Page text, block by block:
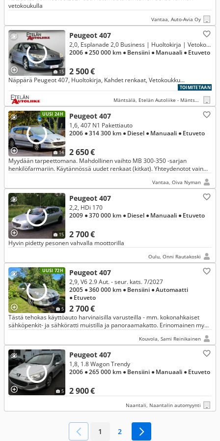
vetokoukulla
Vantaa, Auto-Avia Oy
15
Peugeot 407
2 500 €
2,0, Esplanade 2,0 Business | Huoltokirja | Vetokoukku | Kahdet renkaat | Lohkolämmitin |
2006 ● 250 000 km ● Bensiini ● Manuaali ● Etuveto
Näppärä Peugeot 407, Huoltokirja, Kahdet renkaat, Vetokoukku...
TOIMITETAAN
Mäntsälä, Etelän Autoliike - Mäntsälä
UUSI 24H
14
Peugeot 407
2 650 €
1,6, 407 N1 Pakettiauto
2006 ● 314 300 km ● Diesel ● Manuaali ● Etuveto
Myydään tarpeettomana. Mahdollinen vaihto MB 300-350 -sarjan
henkilöfarmariin. Käytännössä uudet renkaat (kitkat). Yhteydenotot vain
Vantaa, Oiva Nyman
15
Peugeot 407
2 700 €
2,2, HDi 170
2009 ● 370 000 km ● Diesel ● Manuaali ● Etuveto
Hyvin pidetty pesonen vahvalla moottorilla
Oulu, Onni Rautakoski
UUSI 72H
5
Peugeot 407
2 700 €
2,9, V6 2.9 Aut. - seur. kats. 7/2027
2005 ● 360 000 km ● Bensiini ● Automaatti
● Etuveto
Tästä tehokas käyttöauto harvinaisilla varusteilla - mm. kokonahkaiset
sähköpenkit- ja sähköratti muistilla ja panoraamakatto. Erinomainen myös
Kouvola, Sami Reinikainen
5
Peugeot 407
2 900 €
1,8, 1.8 Wagon Trendy
2006 ● 265 000 km ● Bensiini ● Manuaali ● Etuveto
Naantali, Naantalin automyynti
1 2